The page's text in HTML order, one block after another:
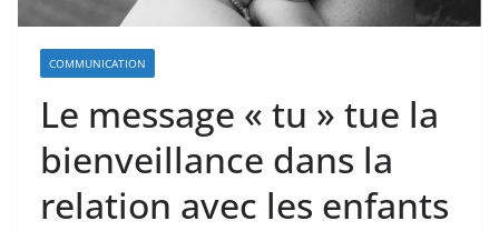
COMMUNICATION
Le message « tu » tue la
bienveillance dans la
relation avec les enfants